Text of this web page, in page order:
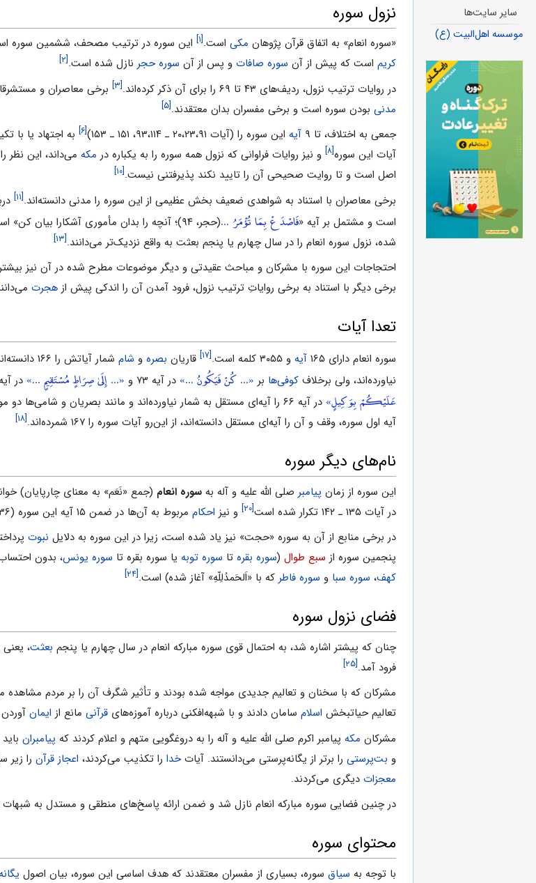
نزول سوره
«سوره انعام» به اتفاق قرآن پژوهان مکى است.[۱] این سوره در ترتیب مصحف، ششمین سوره
کریم است که پیش از آن سوره صافات و پس از آن سوره حجر نازل شده است.[۲]
در روایات ترتیب نزول، ردیف‌هاى ۴۳ تا ۶۹ را براى آن ذکر کرده‌اند. [۳] برخى معاصران و مستشرقان بر اساس
مدنى بودن سوره است و برخى مفسران بدان معتقدند.[۵]
جمعى به اختلاف، تا ۹ آیه این سوره را (آیات ۲۰،۲۳،۹۱ ـ ۹۳،۱۱۴، ۱۵۱ ـ ۱۵۳) [۶] به اجتهاد یا با
آیات این سوره[۸] و نیز روایات فراوانى که نزول همه سوره را به یکباره در مکه مى‌داند، این
اصل است و تا روایت صحیحى آن را تایید نکند پذیرفتنى نیست.[۱۰]
برخى معاصران با استناد به شواهدى ضعیف بخش عظیمى از این سوره را مدنى دانسته‌اند.[۱۱]
است و مشتمل بر آیه «فَاصْدَعْ بِمَا تُؤْمَرُ ...(حجر، ۹۴)؛ آنچه را بدان مأمورى آشکارا بیان کن» است که پس از علنى شدن
شده، نزول سوره انعام را در سال چهارم یا پنجم بعثت به واقع نزدیک‌تر مى‌دانند.[۱۳]
احتجاجات این سوره با مشرکان و مباحث عقیدتى و دیگر موضوعات مطرح شده در آن نیز بیشتر
برخى دیگر با استناد به برخى روایاتِ ترتیب نزول، فرود آمدن آن را اندکى پیش از هجرت
تعدا آیات
سوره انعام داراى ۱۶۵ آیه و ۳۰۵۵ کلمه است. [۱۷] قاریان بصره و شام شمار آیاتش را ۱۶۶ دانسته‌اند، زیرا آن‌ها هر چند آیه ۶۶:
نیاورده‌اند، ولى برخلاف کوفی‌ها بر «... كُنْ فَيَكُونُ ...» در آیه ۷۳ و «... إِلَىٰ صِرَاطٍ مُسْتَقِيمٍ ...» در آیه ۱۶۱ ایستاده و آن را آیه‌اى مستقل به شمار
عَلَيْكُمْ بِوَكِيلٍ» در آیه ۶۶ را آیه‌اى مستقل به شمار نیاورده‌اند و مانند بصریان و شامی‌ها دو مورد پیشین را آیه به حساب آورده‌اند، افزون بر این، بر جمله
آیه اول سوره، وقف و آن را آیه‌اى مستقل دانسته‌اند، از این‌رو آیات سوره را ۱۶۷ شمرده‌اند.
[۱۸]
نام‌های دیگر سوره
این سوره از زمان پیامبر صلى الله علیه و آله به سوره انعام (جمع «نَعَم» به معناى چارپایان)
در آیات ۱۳۵ ـ ۱۴۲ تکرار شده است
[۲۰] و نیز احکام مربوط به آن‌ها در ضمن ۱۵ آیه این سوره (۱۳۶ ـ ۱۵۰) بیان شده است.
در برخى منابع از آن به سوره «حجت» نیز یاد شده است، زیرا در این سوره به دلایل نبوت
پنجمین سوره از سبع طوال (سوره بقره تا سوره توبه یا سوره بقره تا سوره یونس، بدون
کهف، سوره سبا و سوره فاطر که با «اَلحَمدُلِلّهِ» آغاز شده) است.[۲۴]
فضاى نزول سوره
چنان که پیشتر اشاره شد، به احتمال قوى سوره مبارکه انعام در سال چهارم یا پنجم بعثت،
فرود آمد.[۲۵]
مشرکان که با سخنان و تعالیم جدیدى مواجه شده بودند و تأثیر شگرف آن را بر مردم مشاهده
تعالیم حیاتبخش اسلام سامان دادند و با شبهه‌افکنى درباره آموزه‌هاى قرآنى مانع از ایمان
مشرکان مکه پیامبر اکرم صلى الله علیه و آله را به دروغگویى متهم و اعلام کردند که پیامبران باید
و بت‌پرستى را برتر از یگانه‌پرستى مى‌دانستند. آیاتخدا را تکذیب مى‌کردند، اعجاز قرآن را زیر
معجزات دیگرى مى‌کردند.
در چنین فضایى سوره مبارکه انعام نازل شد و ضمن ارائه پاسخ‌هاى منطقى و مستدل به شبهات
محتواى سوره
با توجه به سیاق سوره، بسیارى از مفسران معتقدند که هدف اساسى این سوره، بیان اصول
سایر سایت‌ها
موسسه اهل‌البیت (ع)